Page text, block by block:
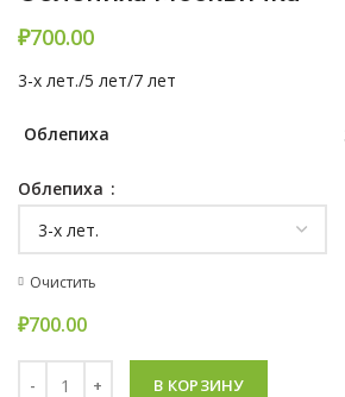
₽
3-х лет./5 лет/7 лет
Облепиха
Облепиха
Очистить
₽
В КОРЗИНУ